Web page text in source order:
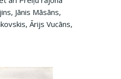
Jānis Māsāns,
Ārijs Vucāns,